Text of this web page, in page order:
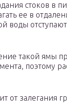
стоков в
ее в
воды
такой ямы
поэтому
от залегания